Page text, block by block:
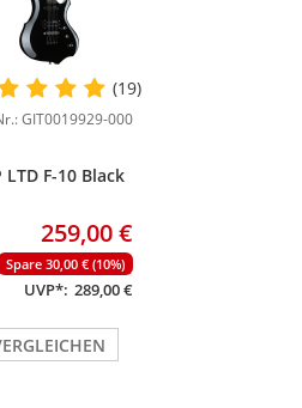
(19)
GIT0019929-000
LTD F-10 Black
259,00 €
Spare 30,00 € (10%)
UVP*: 289,00 €